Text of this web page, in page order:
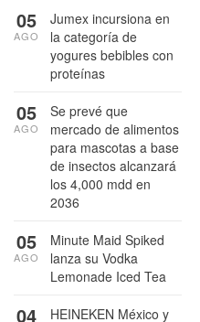
Jumex incursiona en
la categoría de
yogures bebibles con
proteínas
05
AGO
Se prevé que
mercado de alimentos
para mascotas a base
de insectos alcanzará
los 4,000 mdd en
2036
05
AGO
Minute Maid Spiked
lanza su Vodka
Lemonade Iced Tea
05
AGO
HEINEKEN México y
04